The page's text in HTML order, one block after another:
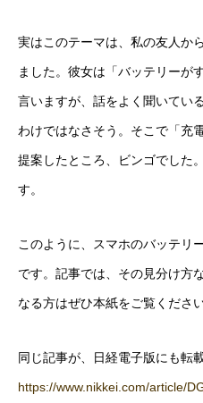
実はこのテーマは、私の友人か
ました。彼女は「バッテリーが
言いますが、話をよく聞いてい
わけではなさそう。そこで「充
提案したところ、ビンゴでした
す。
このように、スマホのバッテリ
です。記事では、その見分け方
なる方はぜひ本紙をご覧ください
同じ記事が、日経電子版にも転
https://www.nikkei.com/article/